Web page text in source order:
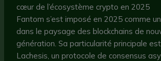
cœur de l’écosystème crypto en 2025
Fantom s’est imposé en 2025 comme
dans le paysage des blockchains de
génération. Sa particularité principale
Lachesis, un protocole de consensus